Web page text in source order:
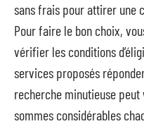
sans frais pour attirer une
Pour faire le bon choix,
vérifier les conditions
services proposés
recherche minutieuse
sommes considérables